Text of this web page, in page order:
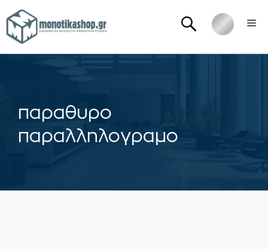
Μετάβαση
σε
περιεχόμενο
παραθυρο
παραλληλογραμο